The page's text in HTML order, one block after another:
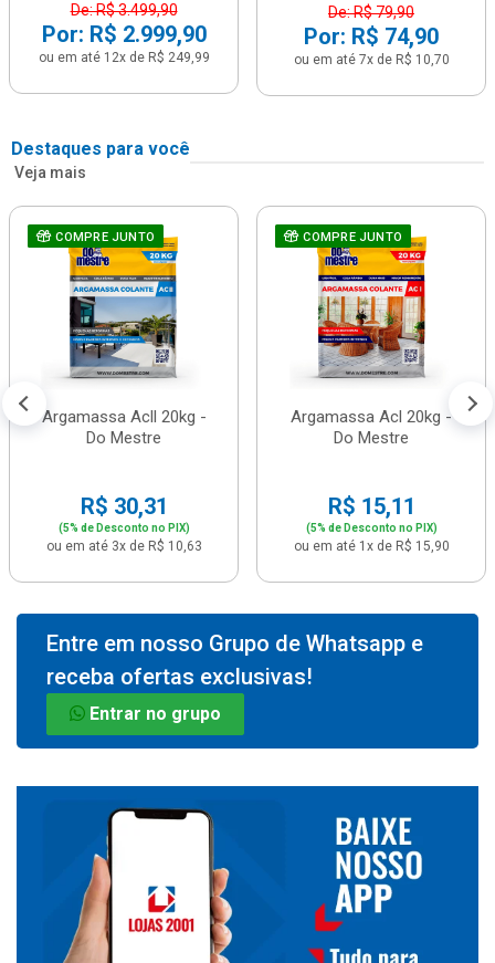
De: R$ 3.499,90
Por: R$ 2.999,90
ou em até 12x de R$ 249,99
De: R$ 79,90
Por: R$ 74,90
ou em até 7x de R$ 10,70
Destaques para você
Veja mais
COMPRE JUNTO
Argamassa Acll 20kg -
Do Mestre
R$ 30,31
(5% de Desconto no PIX)
ou em até 3x de R$ 10,63
COMPRE JUNTO
Argamassa Acl 20kg -
Do Mestre
R$ 15,11
(5% de Desconto no PIX)
ou em até 1x de R$ 15,90
Entre em nosso Grupo de Whatsapp e
receba ofertas exclusivas!
Entrar no grupo